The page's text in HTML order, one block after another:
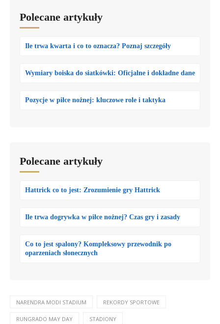
Polecane artykuły
Ile trwa kwarta i co to oznacza? Poznaj szczegóły
Wymiary boiska do siatkówki: Oficjalne i dokładne dane
Pozycje w piłce nożnej: kluczowe role i taktyka
Polecane artykuły
Hattrick co to jest: Zrozumienie gry Hattrick
Ile trwa dogrywka w piłce nożnej? Czas gry i zasady
Co to jest spalony? Kompleksowy przewodnik po
oparzeniach słonecznych
NARENDRA MODI STADIUM REKORDY SPORTOWE
RUNGRADO MAY DAY STADIONY